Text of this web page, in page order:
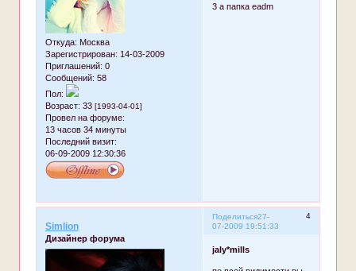
Откуда: Москва
Зарегистрирован: 14-03-2009
Приглашений: 0
Сообщений: 58
Пол:
Возраст: 33 [1993-04-01]
Провел на форуме:
13 часов 34 минуты
Последний визит:
06-09-2009 12:30:36
3 а папка eadm
Поделиться 4
27-
07-2009 19:51:33
Simlion
Дизайнер форума
jaly*mills